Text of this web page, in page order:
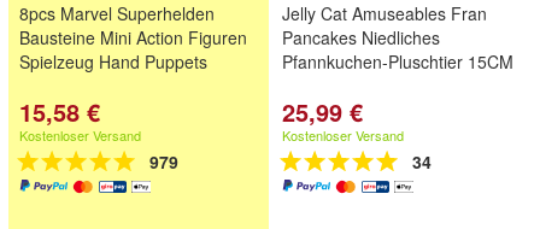
8pcs Marvel Superhelden
Bausteine Mini Action Figuren
Spielzeug Hand Puppets
15,58 €
Kostenloser Versand
979
Jelly Cat Amuseables Fran
Pancakes Niedliches
Pfannkuchen-Pluschtier 15CM
25,99 €
Kostenloser Versand
34